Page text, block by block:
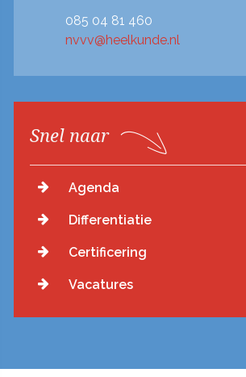
085 04 81 460
nvvv@heelkunde.nl
Snel naar
Agenda
Differentiatie
Certificering
Vacatures